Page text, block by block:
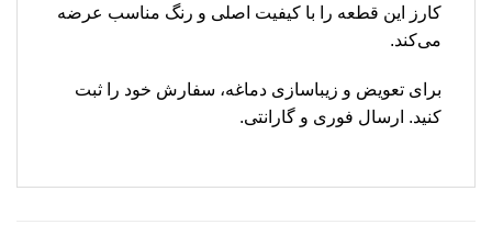
کارز این قطعه را با کیفیت اصلی و رنگ مناسب عرضه
می‌کند.
برای تعویض و زیباسازی دماغه، سفارش خود را ثبت
کنید. ارسال فوری و گارانتی.